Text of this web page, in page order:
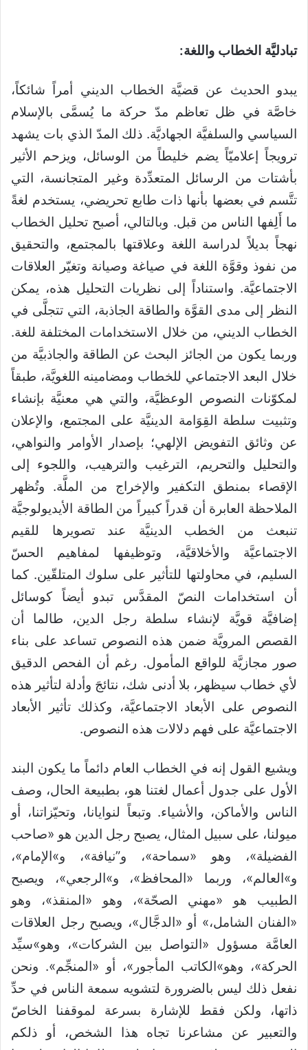
تبادليَّة الخطاب واللغة:
يبدو الحديث عن قضيَّة الخطاب الديني أمراً شائكاً،
خاصَّة في ظل تعاظم مدّ حركة ما يُسمَّى بالإسلام
السياسي والسلفيَّة الجهاديَّة. ذلك المدّ الذي بات يشهد
ترويجاً إعلاميّاً يضم خليطاً من الوسائل، ويزحم الأثير
بأشتات من الرسائل المتعدِّدة وغير المتجانسة، التي
تتَّسم في بعضها بأنها ذات طابع تحريضي، يستخدم لغةً
ما أَلِفها الناس من قبل. وبالتالي، أصبح تحليل الخطاب
نهجاً بديلاً لدراسة اللغة وعلاقتها بالمجتمع، والتحقيق
من نفوذ وقوَّة اللغة في صياغة وصيانة وتغيّر العلاقات
الاجتماعيَّة. واستناداً إلى نظريات التحليل هذه، يمكن
النظر إلى مدى القوَّة والطاقة الجاذبة، التي تتجلَّى في
الخطاب الديني، من خلال الاستخدامات المختلفة للغة.
وربما يكون من الجائز البحث عن الطاقة والجاذبيَّة من
خلال البعد الاجتماعي للخطاب ومضامينه اللغويَّة، طبقاً
لمكوّنات النصوص الوعظيَّة، والتي هي معنيَّة بإنشاء
وتثبيت سلطة القِوَامة الدينيَّة على المجتمع، والإعلان
عن وثائق التفويض الإلهي؛ بإصدار الأوامر والنواهي،
والتحليل والتحريم، الترغيب والترهيب، واللجوء إلى
الإقصاء بمنطق التكفير والإخراج من الملَّة. وتُظهر
الملاحظة العابرة أن قدراً كبيراً من الطاقة الأيديولوجيَّة
تنبعث من الخطب الدينيَّة عند تصويرها للقيم
الاجتماعيَّة والأخلاقيَّة، وتوظيفها لمفاهيم الحسّ
السليم، في محاولتها للتأثير على سلوك المتلقّين. كما
أن استخدامات النصّ المقدَّس تبدو أيضاً كوسائل
إضافيَّة قويَّة لإنشاء سلطة رجل الدين، طالما أن
القصص المرويَّة ضمن هذه النصوص تساعد على بناء
صور مجازيَّة للواقع المأمول. رغم أن الفحص الدقيق
لأي خطاب سيظهر، بلا أدنى شك، نتائجَ وأدلة لتأثير هذه
النصوص على الأبعاد الاجتماعيَّة، وكذلك تأثير الأبعاد
الاجتماعيَّة على فهم دلالات هذه النصوص.
ويشيع القول إنه في الخطاب العام دائماً ما يكون البند
الأول على جدول أعمال لغتنا هو، بطبيعة الحال، وصف
الناس والأماكن، والأشياء. وتبعاً لنوايانا، وتحيّزاتنا، أو
ميولنا، على سبيل المثال، يصبح رجل الدين هو «صاحب
الفضيلة»، وهو «سماحة»، و”نيافة»، و»الإمام»،
و»العالم»، وربما «المحافظ»، و»الرجعي»، ويصبح
الطبيب هو «مهني الصحّة»، وهو «المنقذ»، وهو
«الفنان الشامل،» أو «الدجَّال»، ويصبح رجل العلاقات
العامَّة مسؤول «التواصل بين الشركات»، وهو»سيِّد
الحركة»، وهو»الكاتب المأجور»، أو «المنجِّم». ونحن
نفعل ذلك ليس بالضرورة لتشويه سمعة الناس في حدِّ
ذاتها، ولكن فقط للإشارة بسرعة لموقفنا الخاصّ
والتعبير عن مشاعرنا تجاه هذا الشخص، أو ذلكم